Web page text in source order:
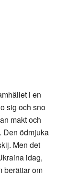
i en
sig och sno
makt och
Den ödmjuka
Men det
idag,
berättar om